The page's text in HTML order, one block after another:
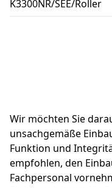
K3300NR/SEE/Roller
Wir möchten Sie
unsachgemäße
Funktion und
empfohlen, den
Fachpersonal